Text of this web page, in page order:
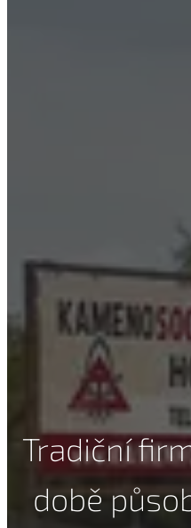
Tradiční
době